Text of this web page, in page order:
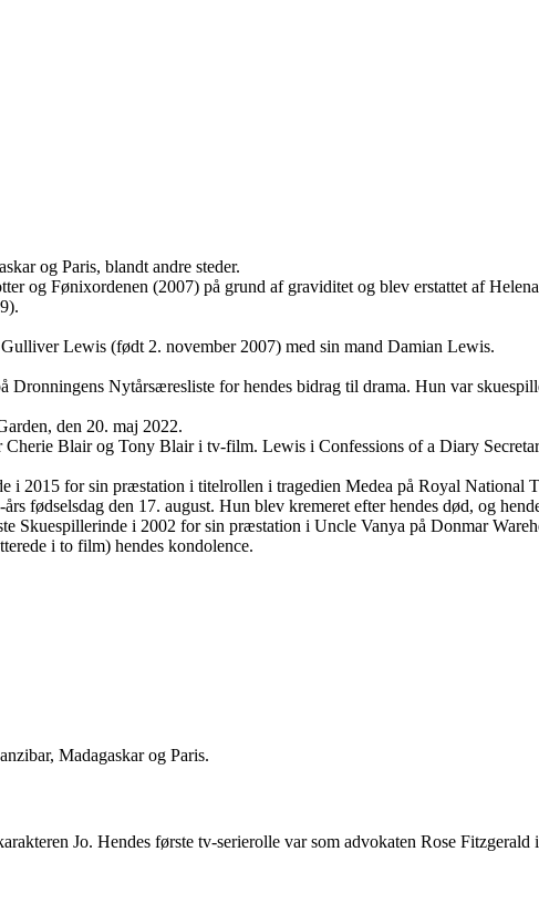
og Paris, blandt andre steder.
og Fønixordenen (2007) på grund af graviditet og blev erstattet af
Lewis (født 2. november 2007) med sin mand Damian Lewis.
Nytårsæresliste for hendes bidrag til drama. Hun var
den 20. maj 2022.
Blair og Tony Blair i tv-film. Lewis i Confessions of a Diary
2015 for sin præstation i titelrollen i tragedien Medea på Royal National
fødselsdag den 17. august. Hun blev kremeret efter hendes død, og
Skuespillerinde i 2002 for sin præstation i Uncle Vanya på Donmar
i to film) hendes kondolence.
Madagaskar og Paris.
Jo. Hendes første tv-serierolle var som advokaten Rose Fitzgerald